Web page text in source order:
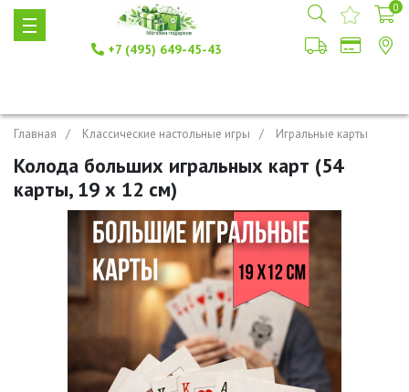
+7 (495) 649-45-43
0
Главная Классические настольные игры Игральные карты
Колода больших игральных карт (54
карты, 19 х 12 см)